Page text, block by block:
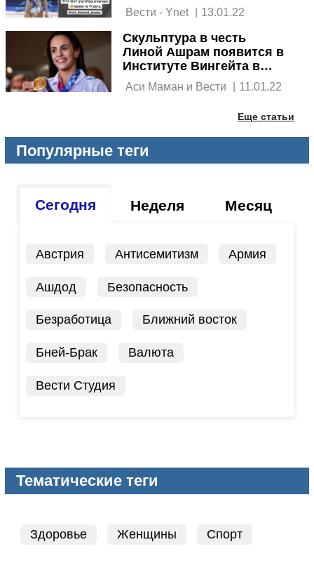
Вести - Ynet | 13.01.22
Скульптура в честь
Линой Ашрам появится в
Институте Вингейта в
Нетании
| 11.01.22
Еще статьи
Популярные теги
Сегодня Неделя Месяц
Австрия Антисемитизм Армия
Ашдод Безопасность
Безработица Ближний восток
Бней-Брак Валюта
Вести Студия
Тематические теги
Здоровье Женщины Спорт